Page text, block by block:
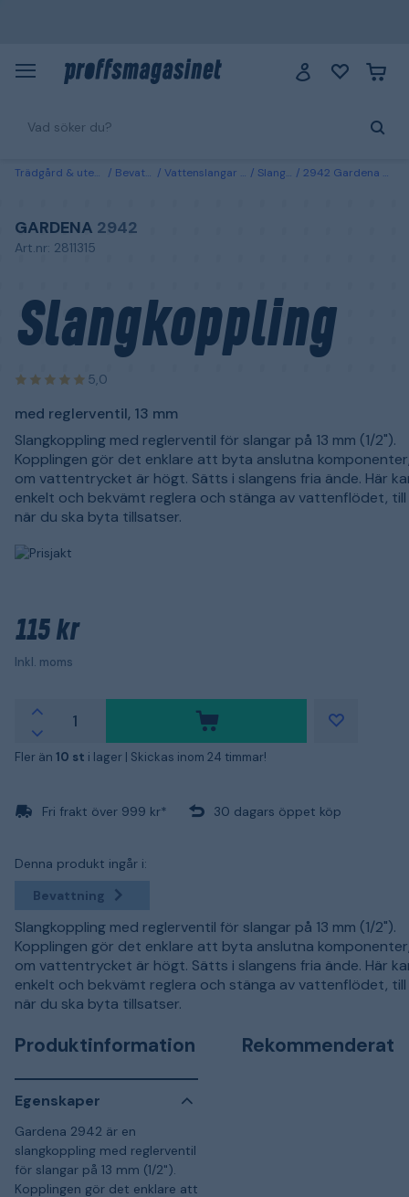
Trädgård & utemiljö Bevattning Vattenslangar & kopplingar Slangkopplingar 2942 Gardena Slangkoppling med reglerventil, 13 mm
GARDENA 2942
Art.nr: 2811315
Slangkoppling
5,0
med reglerventil, 13 mm
Slangkoppling med reglerventil för slangar på 13 mm (1/2").
Kopplingen gör det enklare att byta anslutna
om vattentrycket är högt. Sätts i slangens fria ände. Här
enkelt och bekvämt reglera och stänga av vattenflödet, till
när du ska byta tillsatser.
115 kr
Inkl. moms
Fler än 10 st i lager | Skickas inom 24 timmar!
Fri frakt över 999 kr* 30 dagars öppet köp
Denna produkt ingår i:
Bevattning
Slangkoppling med reglerventil för slangar på 13 mm (1/2").
Kopplingen gör det enklare att byta anslutna
om vattentrycket är högt. Sätts i slangens fria ände. Här
enkelt och bekvämt reglera och stänga av vattenflödet, till
när du ska byta tillsatser.
Produktinformation
Egenskaper
Gardena 2942 är en
slangkoppling med reglerventil
för slangar på 13 mm (1/2").
Kopplingen gör det enklare att
Rekommenderat